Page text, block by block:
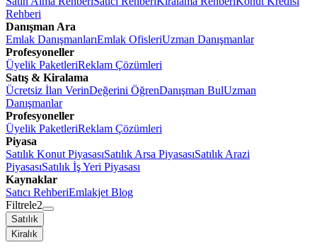
Rehberi
Danışman Ara
Emlak DanışmanlarıEmlak OfisleriUzman Danışmanlar
Profesyoneller
Üyelik PaketleriReklam Çözümleri
Satış & Kiralama
Ücretsiz İlan VerinDeğerini ÖğrenDanışman BulUzman
Danışmanlar
Profesyoneller
Üyelik PaketleriReklam Çözümleri
Piyasa
Satılık Konut PiyasasıSatılık Arsa PiyasasıSatılık Arazi
PiyasasıSatılık İş Yeri Piyasası
Kaynaklar
Satıcı RehberiEmlakjet Blog
Filtrele2
Satılık
Kiralık